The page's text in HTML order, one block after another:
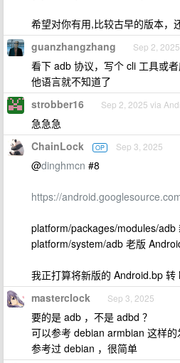
希望对你有用,比较古早的版本，
guanzhangzhang Sep 2, 2025
看下 adb 协议，写个 cli 工具或
他语言就不知道了
strobber16 Sep 2, 2025 via
急急急
ChainLock OP Sep 3, 2025
@dinghmcn #8
https://
platform/packages/modules/adb
platform/system/adb 老版
我正打算将新版的 Android.bp
masterclock Sep 3, 2025
要的是 adb ，不是 adbd ？
可以参考 debian armbian 这样的
参考过 debian ，很简单